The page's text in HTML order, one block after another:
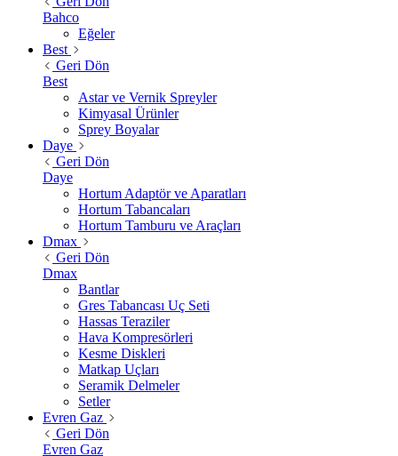
Bahco
Eğeler
Best
Geri Dön
Best
Astar ve Vernik Spreyler
Kimyasal Ürünler
Sprey Boyalar
Daye
Geri Dön
Daye
Hortum Adaptör ve Aparatları
Hortum Tabancaları
Hortum Tamburu ve Araçları
Dmax
Geri Dön
Dmax
Bantlar
Gres Tabancası Uç Seti
Hassas Teraziler
Hava Kompresörleri
Kesme Diskleri
Matkap Uçları
Seramik Delmeler
Setler
Evren Gaz
Geri Dön
Evren Gaz